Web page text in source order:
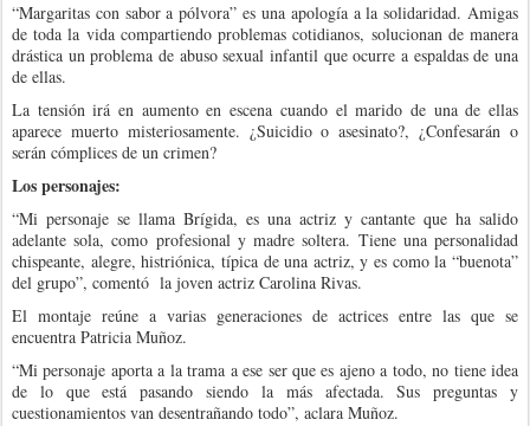
“Margaritas con sabor a pólvora” es una apología a la solidaridad. Amigas
de toda la vida compartiendo problemas cotidianos, solucionan de manera
drástica un problema de abuso sexual infantil que ocurre a espaldas de una
de ellas.
La tensión irá en aumento en escena cuando el marido de una de ellas
aparece muerto misteriosamente. ¿Suicidio o asesinato?, ¿Confesarán o
serán cómplices de un crimen?
Los personajes:
“Mi personaje se llama Brígida, es una actriz y cantante que ha salido
adelante sola, como profesional y madre soltera. Tiene una personalidad
chispeante, alegre, histriónica, típica de una actriz, y es como la “buenota”
del grupo”, comentó la joven actriz Carolina Rivas.
El montaje reúne a varias generaciones de actrices entre las que se
encuentra Patricia Muñoz.
“Mi personaje aporta a la trama a ese ser que es ajeno a todo, no tiene idea
de lo que está pasando siendo la más afectada. Sus preguntas y
cuestionamientos van desentrañando todo”, aclara Muñoz.